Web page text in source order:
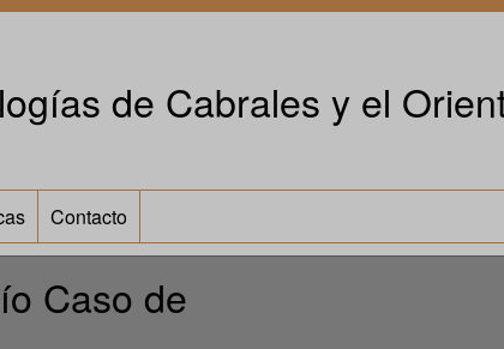
de Cabrales y el
Contacto
Caso de